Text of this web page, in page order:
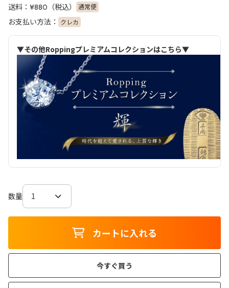
送料： ¥880 （税込） 通常便
お支払い方法： クレカ
▼その他Roppingプレミアムコレクションはこちら▼
数量
カートに入れる
今すぐ買う